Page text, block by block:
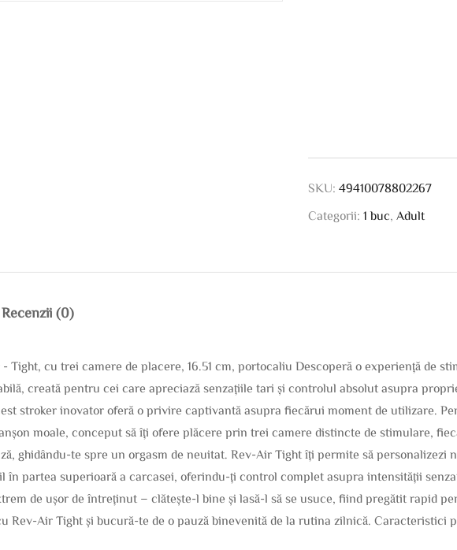
SKU:49410078802267
Categorii:1 buc Adult
Recenzii (0)
Tight, cu trei camere de placere, 16.51 cm, portocaliu Descoperă o experiență de
creată pentru cei care apreciază senzațiile tari și controlul absolut asupra
stroker inovator oferă o privire captivantă asupra fiecărui moment de utilizare.
moale, conceput să îți ofere plăcere prin trei camere distincte de stimulare,
ghidându-te spre un orgasm de neuitat. Rev-Air Tight îți permite să
în partea superioară a carcasei, oferindu-ți control complet asupra intensității
de ușor de întreținut – clătește-l bine și lasă-l să se usuce, fiind pregătit rapid
Rev-Air Tight și bucură-te de o pauză binevenită de la rutina zilnică. Caracteristici